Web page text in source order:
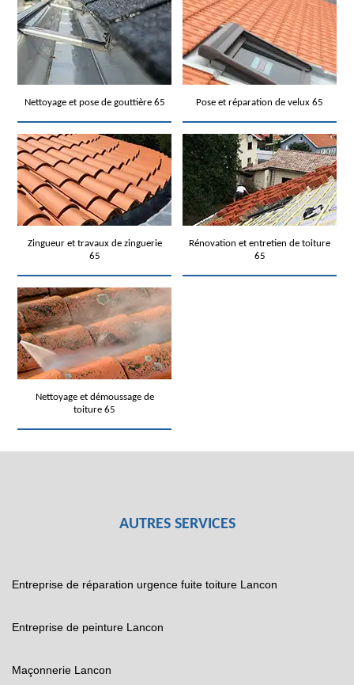
Nettoyage et pose de gouttière 65 Pose et réparation de velux 65
Zingueur et travaux de zinguerie
65
Rénovation et entretien de toiture
65
Nettoyage et démoussage de
toiture 65
AUTRES SERVICES
Entreprise de réparation urgence fuite toiture Lancon
Entreprise de peinture Lancon
Maçonnerie Lancon